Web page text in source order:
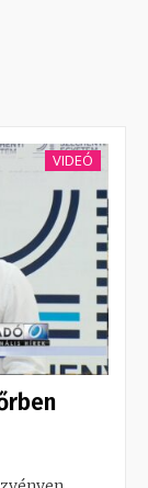
VIDEÓ